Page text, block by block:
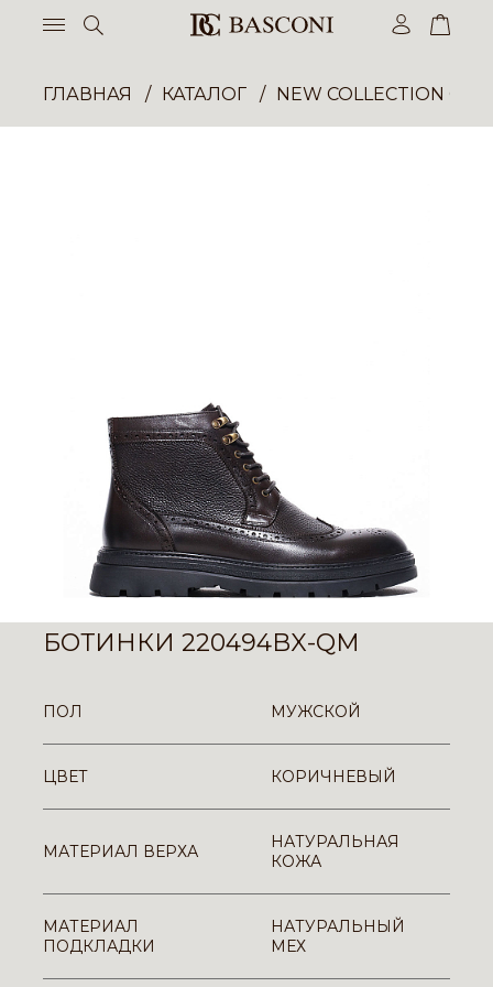
ГЛАВНАЯ КАТАЛОГ NEW COLLECTION
БОТИНКИ 220494BX-QM
ПОЛ МУЖСКОЙ
ЦВЕТ КОРИЧНЕВЫЙ
МАТЕРИАЛ ВЕРХА
НАТУРАЛЬНАЯ
КОЖА
МАТЕРИАЛ
ПОДКЛАДКИ
НАТУРАЛЬНЫЙ
МЕХ